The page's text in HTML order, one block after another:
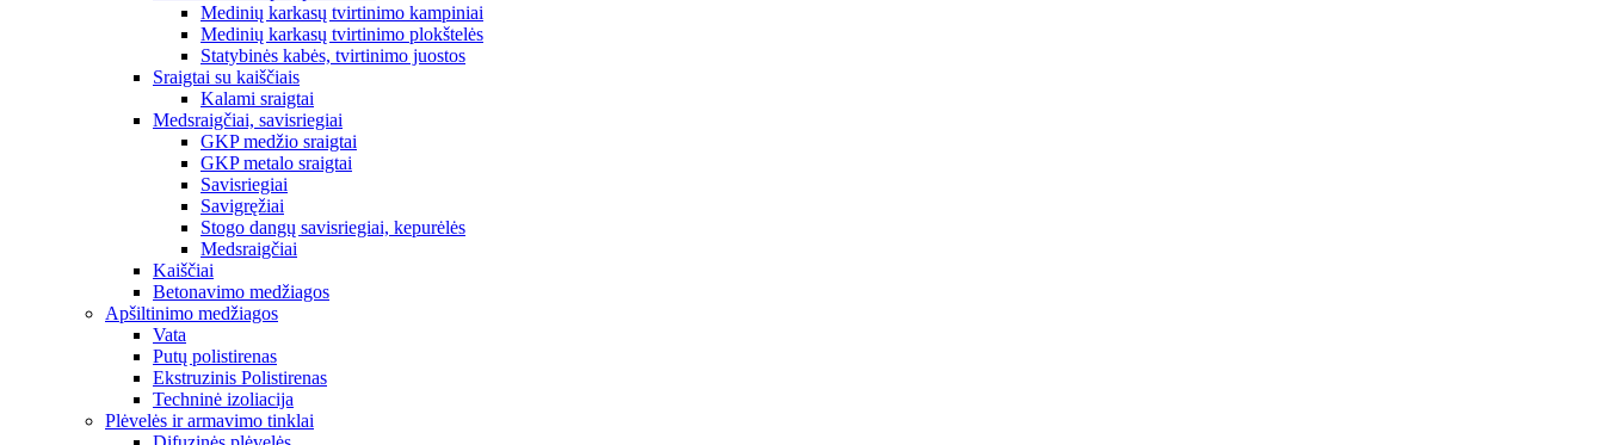
Medinių karkasų tvirtinimo kampiniai
Medinių karkasų tvirtinimo plokštelės
Statybinės kabės, tvirtinimo juostos
Sraigtai su kaiščiais
Kalami sraigtai
Medsraigčiai, savisriegiai
GKP medžio sraigtai
GKP metalo sraigtai
Savisriegiai
Savigręžiai
Stogo dangų savisriegiai, kepurėlės
Medsraigčiai
Kaiščiai
Betonavimo medžiagos
Apšiltinimo medžiagos
Vata
Putų polistirenas
Ekstruzinis Polistirenas
Techninė izoliacija
Plėvelės ir armavimo tinklai